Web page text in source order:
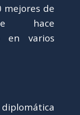
mejores de
hace
en varios